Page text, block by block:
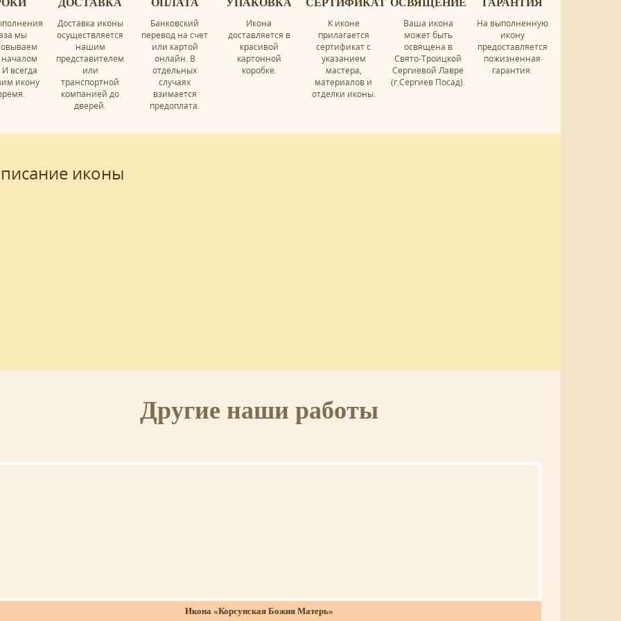
мы
всегда
икону
Доставка иконы
осуществляется
нашим
представителем
или
транспортной
компанией до
дверей.
Банковский
перевод на счет
или картой
онлайн. В
отдельных
случаях
взимается
предоплата.
Икона
доставляется в
красивой
картонной
коробке.
К иконе
прилагается
сертификат с
указанием
мастера,
материалов и
отделки иконы.
Ваша икона
может быть
освящена в
Свято-Троицкой
Сергиевой Лавре
(г.Сергиев Посад).
На выполненную
икону
предоставляется
пожизненная
гарантия.
иконы
Другие наши работы
Икона «Корсунская Божия Матерь»